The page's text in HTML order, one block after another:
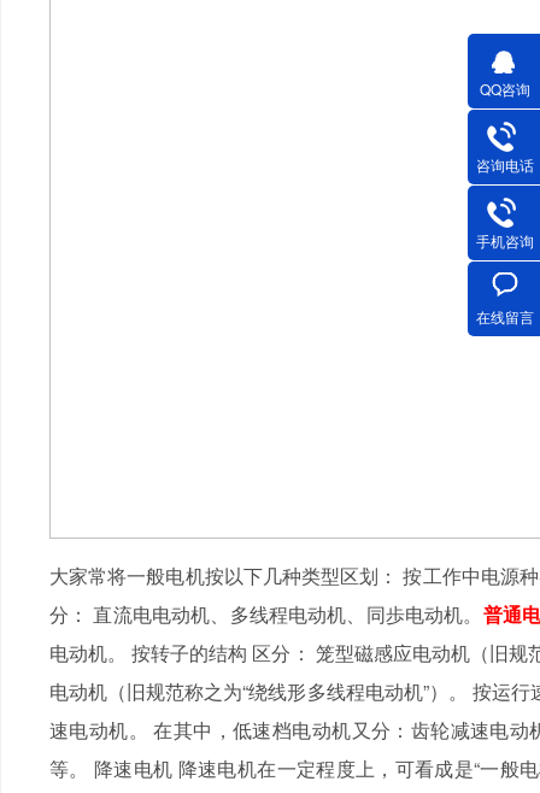
大家常将一般电机按以下几种类型区划： 按工作中电源
分： 直流电电动机、多线程电动机、同歩电动机。 普通
电动机。 按转子的结构 区分： 笼型磁感应电动机（旧
电动机（旧规范称之为“绕线形多线程电动机”）。 按运
速电动机。 在其中，低速档电动机又分：齿轮减速电
等。 降速电机 降速电机在一定程度上，可看成是“一般
QQ咨询
咨询电话
手机咨询
在线留言